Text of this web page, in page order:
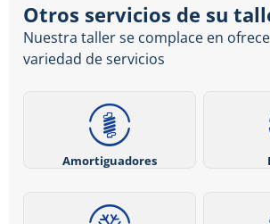
Otros servicios de su
Nuestra taller se complace en
variedad de servicios
Amortiguadores